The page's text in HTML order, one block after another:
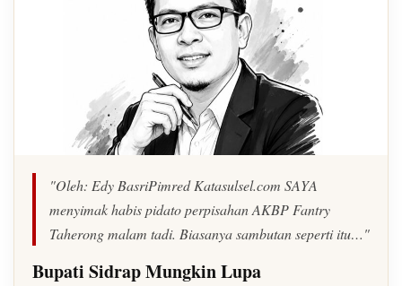
"Oleh: Edy BasriPimred Katasulsel.com SAYA
menyimak habis pidato perpisahan AKBP Fantry
Taherong malam tadi. Biasanya sambutan seperti itu…"
Bupati Sidrap Mungkin Lupa